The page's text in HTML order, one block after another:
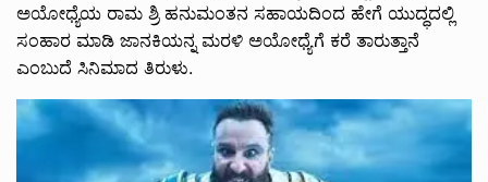
ಅಯೋಧ್ಯೆಯ ರಾಮ ಶ್ರಿ ಹನುಮಂತನ ಸಹಾಯದಿಂದ ಹೇಗೆ ಯುದ್ಧದಲ್ಲಿ
ಸಂಹಾರ ಮಾಡಿ ಜಾನಕಿಯನ್ನ ಮರಳಿ ಅಯೋಧ್ಯೆಗೆ ಕರೆ ತಾರುತ್ತಾನೆ
ಎಂಬುದೆ ಸಿನಿಮಾದ ತಿರುಳು.